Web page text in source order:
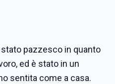
stato pazzesco in quanto
ed è stato in un
sentita come a casa.